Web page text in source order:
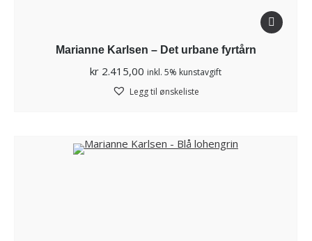
Marianne Karlsen – Det urbane fyrtårn
kr 2.415,00 inkl. 5% kunstavgift
Legg til ønskeliste